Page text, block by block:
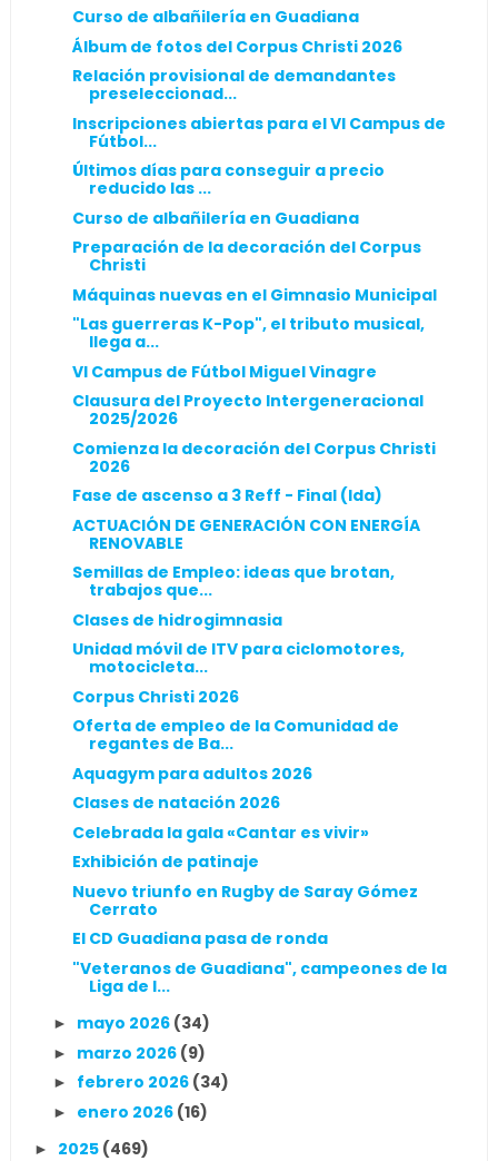
Curso de albañilería en Guadiana
Álbum de fotos del Corpus Christi 2026
Relación provisional de demandantes
preseleccionad...
Inscripciones abiertas para el VI Campus de
Fútbol...
Últimos días para conseguir a precio
reducido las ...
Curso de albañilería en Guadiana
Preparación de la decoración del Corpus
Christi
Máquinas nuevas en el Gimnasio Municipal
"Las guerreras K-Pop", el tributo musical,
llega a...
VI Campus de Fútbol Miguel Vinagre
Clausura del Proyecto Intergeneracional
2025/2026
Comienza la decoración del Corpus Christi
2026
Fase de ascenso a 3 Reff - Final (Ida)
ACTUACIÓN DE GENERACIÓN CON ENERGÍA
RENOVABLE
Semillas de Empleo: ideas que brotan,
trabajos que...
Clases de hidrogimnasia
Unidad móvil de ITV para ciclomotores,
motocicleta...
Corpus Christi 2026
Oferta de empleo de la Comunidad de
regantes de Ba...
Aquagym para adultos 2026
Clases de natación 2026
Celebrada la gala «Cantar es vivir»
Exhibición de patinaje
Nuevo triunfo en Rugby de Saray Gómez
Cerrato
El CD Guadiana pasa de ronda
"Veteranos de Guadiana", campeones de la
Liga de l...
► mayo 2026 (34)
► marzo 2026 (9)
► febrero 2026 (34)
► enero 2026 (16)
► 2025 (469)